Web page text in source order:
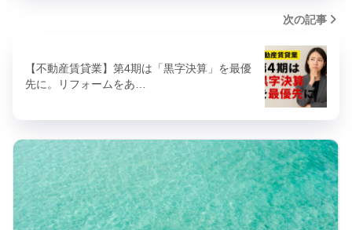
次の記事
【不動産賃貸業】第4期は「黒字決算」を最優
先に。リフォームをあ…